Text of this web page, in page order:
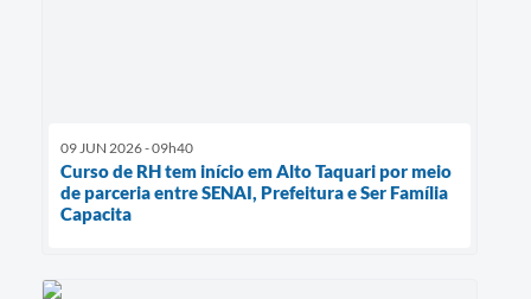
09 JUN 2026 - 09h40
Curso de RH tem início em Alto Taquari por meio
de parceria entre SENAI, Prefeitura e Ser Família
Capacita